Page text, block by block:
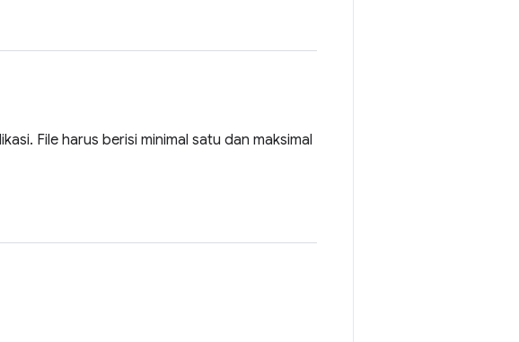
File harus berisi minimal satu dan maksimal